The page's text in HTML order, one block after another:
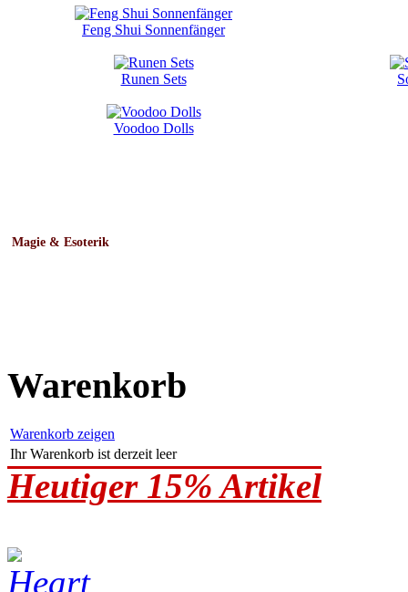
Feng Shui Sonnenfänger
Runen Sets
Voodoo Dolls
Magie & Esoterik
Warenkorb
Warenkorb zeigen
Ihr Warenkorb ist derzeit leer
Heutiger 15% Artikel